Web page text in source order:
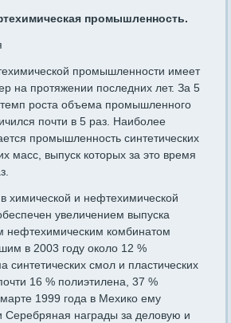
промышленность.
промышленности имеет
на протяжении последних лет. За 5
темп роста объема промышленного
почти в 5 раз. Наиболее
промышленность синтетических
масс, выпуск которых за это время
в химической и нефтехимической
увеличением выпуска
нефтехимическим комбинатом
в 2003 году около 12 %
синтетических смол и пластических
16 % полиэтилена, 37 %
1999 года в Мехико ему
Серебряная награды за деловую и